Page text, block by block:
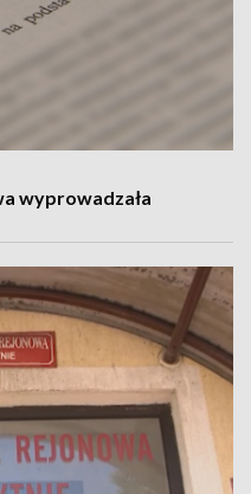
wyprowadzała